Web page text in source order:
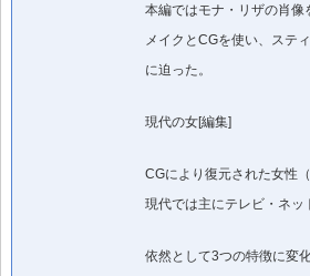
本編ではモナ・リザの肖
メイクとCGを使い、ステ
に迫った。
現代の女[編集]
CGにより復元された女性（
現代では主にテレビ・ネ
依然として3つの特徴に変